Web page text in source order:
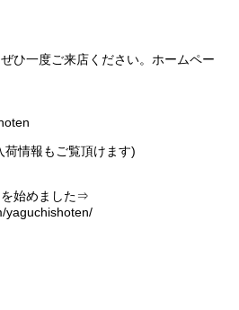
ひ一度ご来店ください。ホームペー
荷情報もご覧頂けます)
を始めました⇒
yaguchishoten/